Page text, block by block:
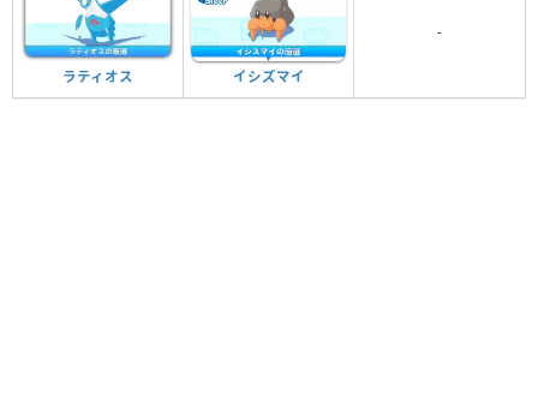
ラティオス イシズマイ
-